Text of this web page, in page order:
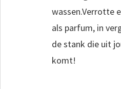
wassen.Verrotte
als parfum, in
de stank die uit
komt!